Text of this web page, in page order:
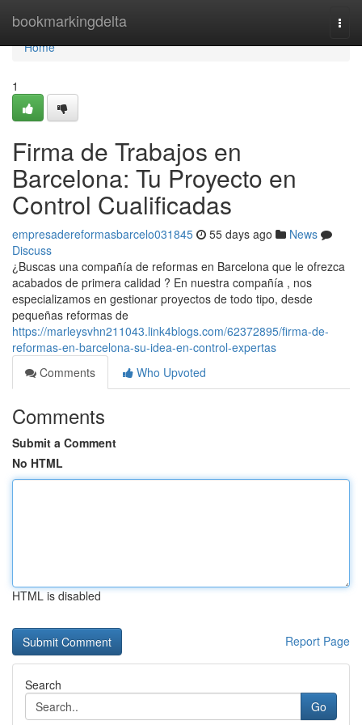
bookmarkingdelta
Home
Home
1
Firma de Trabajos en
Barcelona: Tu Proyecto en
Control Cualificadas
empresadereformasbarcelo031845 55 days ago
News
Discuss
¿Buscas una compañía de reformas en Barcelona que le ofrezca
acabados de primera calidad ? En nuestra compañía , nos
especializamos en gestionar proyectos de todo tipo, desde
pequeñas reformas de
https://marleysvhn211043.link4blogs.com/62372895/firma-de-
reformas-en-barcelona-su-idea-en-control-expertas
Comments
Who Upvoted
Comments
Submit a Comment
No HTML
HTML is disabled
Report Page
Search
Go